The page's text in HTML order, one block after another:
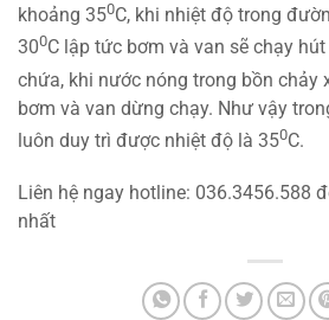
khoảng 350C, khi nhiệt độ trong
300C lập tức bơm và van sẽ chạy
chứa, khi nước nóng trong bồn chảy
bơm và van dừng chạy. Như vậy
luôn duy trì được nhiệt độ là 350C.
Liên hệ ngay hotline: 036.3456.588
nhất